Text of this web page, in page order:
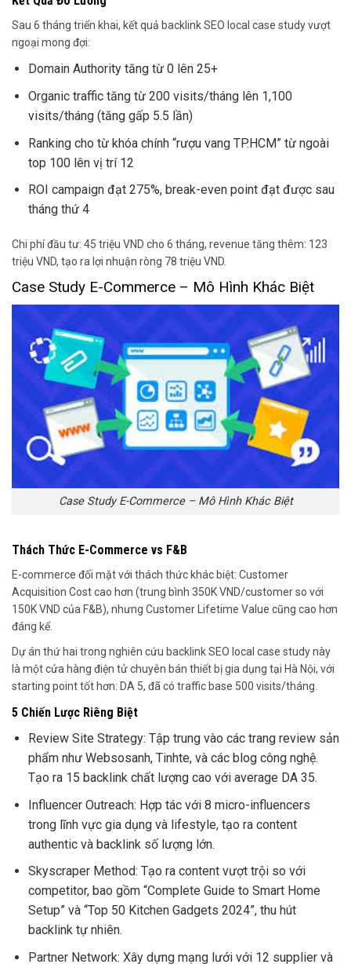
Sau 6 tháng triển khai, kết quả backlink SEO local case study vượt
ngoại mong đợi:
Domain Authority tăng từ 0 lên 25+
Organic traffic tăng từ 200 visits/tháng lên 1,100
visits/tháng (tăng gấp 5.5 lần)
Ranking cho từ khóa chính “rượu vang TP.HCM” từ ngoài
top 100 lên vị trí 12
ROI campaign đạt 275%, break-even point đạt được sau
tháng thứ 4
Chi phí đầu tư: 45 triệu VND cho 6 tháng, revenue tăng thêm: 123
triệu VND, tạo ra lợi nhuận ròng 78 triệu VND.
Case Study E-Commerce – Mô Hình Khác Biệt
Case Study E-Commerce – Mô Hình Khác Biệt
Thách Thức E-Commerce vs F&B
E-commerce đối mặt với thách thức khác biệt: Customer
Acquisition Cost cao hơn (trung bình 350K VND/customer so với
150K VND của F&B), nhưng Customer Lifetime Value cũng cao hơn
đáng kể.
Dự án thứ hai trong nghiên cứu backlink SEO local case study này
là một cửa hàng điện tử chuyên bán thiết bị gia dụng tại Hà Nội, với
starting point tốt hơn: DA 5, đã có traffic base 500 visits/tháng.
5 Chiến Lược Riêng Biệt
Review Site Strategy: Tập trung vào các trang review sản
phẩm như Websosanh, Tinhte, và các blog công nghệ.
Tạo ra 15 backlink chất lượng cao với average DA 35.
Influencer Outreach: Hợp tác với 8 micro-influencers
trong lĩnh vực gia dụng và lifestyle, tạo ra content
authentic và backlink số lượng lớn.
Skyscraper Method: Tạo ra content vượt trội so với
competitor, bao gồm “Complete Guide to Smart Home
Setup” và “Top 50 Kitchen Gadgets 2024”, thu hút
backlink tự nhiên.
Partner Network: Xây dựng mạng lưới với 12 supplier và